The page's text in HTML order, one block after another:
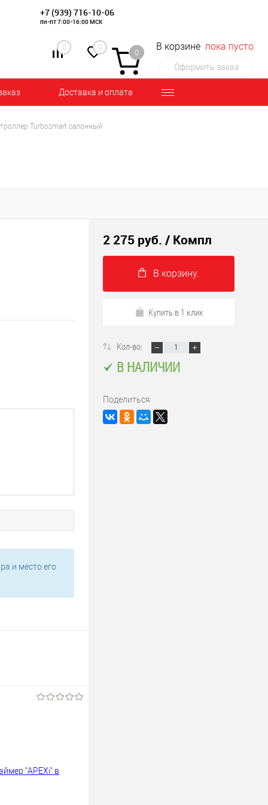
+7 (939) 716-10-06
пн-пт 7:00-16:00 МСК
0 0
0
В корзине пока пусто
Оформить заказ
Доставка и оплата
Turbosmart салонный
и место его
2 275 руб. / Компл
В корзину.
Купить в 1 клик
Кол-во:
В НАЛИЧИИ
Поделиться